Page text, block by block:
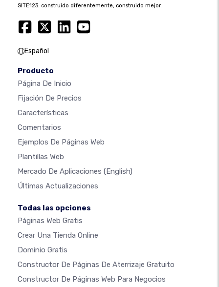
SITE123: construido diferentemente, construido mejor.
Español
Producto
Página De Inicio
Fijación De Precios
Características
Comentarios
Ejemplos De Páginas Web
Plantillas Web
Mercado De Aplicaciones (English)
Últimas Actualizaciones
Todas las opciones
Páginas Web Gratis
Crear Una Tienda Online
Dominio Gratis
Constructor De Páginas De Aterrizaje Gratuito
Constructor De Páginas Web Para Negocios